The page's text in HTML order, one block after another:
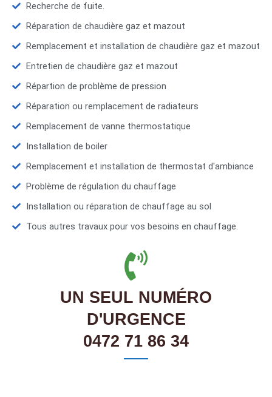
Recherche de fuite.
Réparation de chaudière gaz et mazout
Remplacement et installation de chaudière gaz et mazout
Entretien de chaudière gaz et mazout
Répartion de problème de pression
Réparation ou remplacement de radiateurs
Remplacement de vanne thermostatique
Installation de boiler
Remplacement et installation de thermostat d'ambiance
Problème de régulation du chauffage
Installation ou réparation de chauffage au sol
Tous autres travaux pour vos besoins en chauffage.
UN SEUL NUMÉRO
D'URGENCE
0472 71 86 34